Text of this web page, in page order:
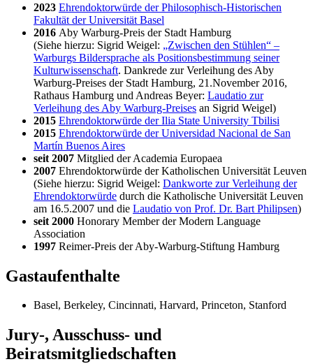
2023 Ehrendoktorwürde der Philosophisch-Historischen
Fakultät der Universität Basel
2016 Aby Warburg-Preis der Stadt Hamburg
(Siehe hierzu: Sigrid Weigel: „Zwischen den Stühlen“ –
Warburgs Bildersprache als Positionsbestimmung seiner
Kulturwissenschaft. Dankrede zur Verleihung des Aby
Warburg-Preises der Stadt Hamburg, 21.November 2016,
Rathaus Hamburg und Andreas Beyer: Laudatio zur
Verleihung des Aby Warburg-Preises an Sigrid Weigel)
2015 Ehrendoktorwürde der Ilia State University Tbilisi
2015 Ehrendoktorwürde der Universidad Nacional de San
Martín Buenos Aires
seit 2007 Mitglied der Academia Europaea
2007 Ehrendoktorwürde der Katholischen Universität Leuven
(Siehe hierzu: Sigrid Weigel: Dankworte zur Verleihung der
Ehrendoktorwürde durch die Katholische Universität Leuven
am 16.5.2007 und die Laudatio von Prof. Dr. Bart Philipsen)
seit 2000 Honorary Member der Modern Language
Association
1997 Reimer-Preis der Aby-Warburg-Stiftung Hamburg
Gastaufenthalte
Basel, Berkeley, Cincinnati, Harvard, Princeton, Stanford
Jury-, Ausschuss- und
Beiratsmitgliedschaften